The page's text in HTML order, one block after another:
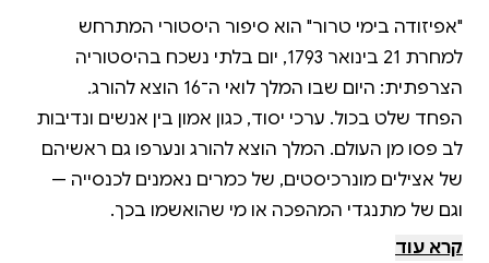
"אפיזודה בימי טרור" הוא סיפור היסטורי המתרחש
למחרת 21 בינואר 1793, יום בלתי נשכח בהיסטוריה
הפחד שלט בכול. ערכי יסוד, כגון אמון בין אנשים ונדיבות
לב פסו מן העולם. המלך הוצא להורג ונערפו גם ראשיהם
של אצילים מונרכיסטים, של כמרים נאמנים לכנסייה —
קרא עוד